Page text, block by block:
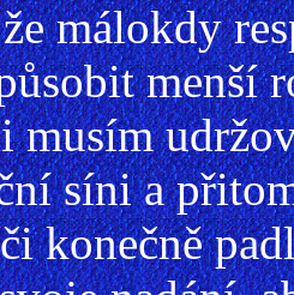
málokdy
menší
musím
síni a
konečně